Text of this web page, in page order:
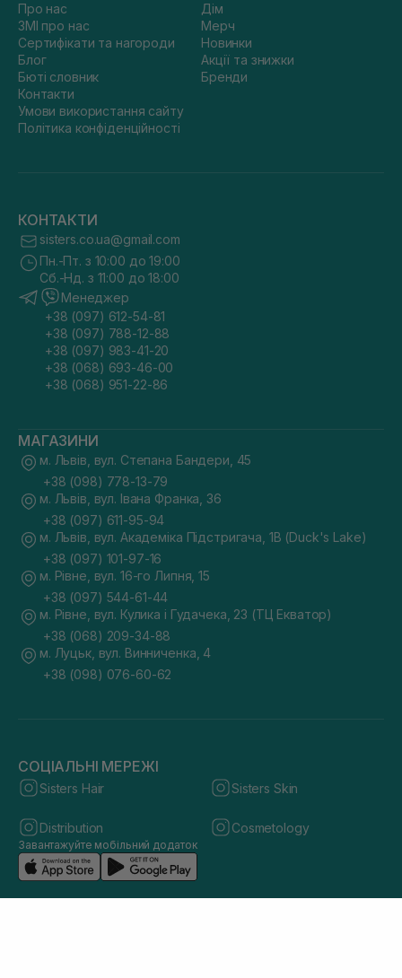
Про нас
ЗМІ про нас
Сертифікати та нагороди
Блог
Бюті словник
Контакти
Умови використання сайту
Політика конфіденційності
Дім
Мерч
Новинки
Акції та знижки
Бренди
КОНТАКТИ
sisters.co.ua@gmail.com
Пн.-Пт. з 10:00 до 19:00
Сб.-Нд. з 11:00 до 18:00
Менеджер
+38 (097) 612-54-81
+38 (097) 788-12-88
+38 (097) 983-41-20
+38 (068) 693-46-00
+38 (068) 951-22-86
МАГАЗИНИ
м. Львів, вул. Степана Бандери, 45
+38 (098) 778-13-79
м. Львів, вул. Івана Франка, 36
+38 (097) 611-95-94
м. Львів, вул. Академіка Підстригача, 1В (Duck's Lake)
+38 (097) 101-97-16
м. Рівне, вул. 16-го Липня, 15
+38 (097) 544-61-44
м. Рівне, вул. Кулика і Гудачека, 23 (ТЦ Екватор)
+38 (068) 209-34-88
м. Луцьк, вул. Винниченка, 4
+38 (098) 076-60-62
СОЦІАЛЬНІ МЕРЕЖІ
Sisters Hair Sisters Skin
Distribution Cosmetology
Завантажуйте мобільний додаток